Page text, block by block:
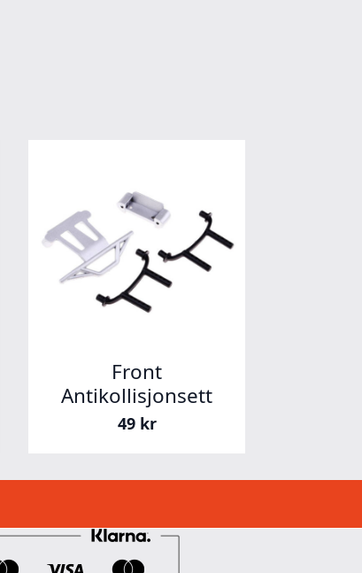
Front
Antikollisjonsett
49 kr